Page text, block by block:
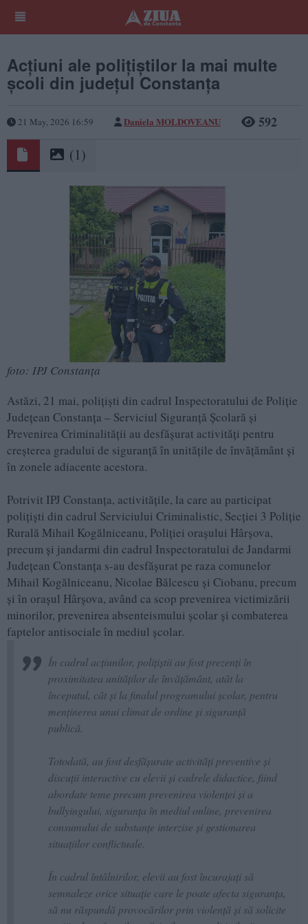
Acțiuni ale polițiștilor la mai multe
școli din județul Constanța
21 May, 2026 16:59 Daniela MOLDOVEANU 592
(1)
foto: IPJ Constanța
Astăzi, 21 mai, polițiști din cadrul Inspectoratului de Poliție
Județean Constanța – Serviciul Siguranță Școlară și
Prevenirea Criminalității au desfășurat activități pentru
creșterea gradului de siguranță în unitățile de învățământ și
în zonele adiacente acestora.
Potrivit IPJ Constanța, activitățile, la care au participat
polițiști din cadrul Serviciului Criminalistic, Secției 3 Poliție
Rurală Mihail Kogălniceanu, Poliției orașului Hârșova,
precum și jandarmi din cadrul Inspectoratului de Jandarmi
Județean Constanța s-au desfășurat pe raza comunelor
Mihail Kogălniceanu, Nicolae Bălcescu și Ciobanu, precum
și în orașul Hârșova, având ca scop prevenirea victimizării
minorilor, prevenirea absenteismului școlar și combaterea
faptelor antisociale în mediul școlar.
În cadrul acțiunilor, polițiștii au fost prezenți în
proximitatea unităților de învățământ, atât la
începutul, cât și la finalul programului școlar, pentru
menținerea unui climat de ordine și siguranță
publică.
Totodată, au fost desfășurate activități preventive și
discuții interactive cu elevii și cadrele didactice, fiind
abordate teme precum prevenirea violenței și a
bullyingului, siguranța în mediul online, prevenirea
consumului de substanțe interzise și gestionarea
situațiilor conflictuale.
În cadrul întâlnirilor, elevii au fost încurajați să
semnaleze orice situație care le poate afecta siguranța,
să nu răspundă provocărilor prin violență și să solicite